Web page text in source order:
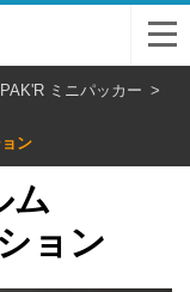
ミニパッカー
ン
ム
ョン